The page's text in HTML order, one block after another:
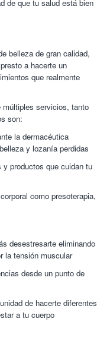
de que tu salud está bien
belleza de gran calidad,
a hacerte un
que realmente
servicios, tanto
son:
la dermacéutica
y lozanía perdidas
productos que cuidan tu
como presoterapia,
desestresarte eliminando
la tensión muscular
desde un punto de
de hacerte diferentes
a tu cuerpo